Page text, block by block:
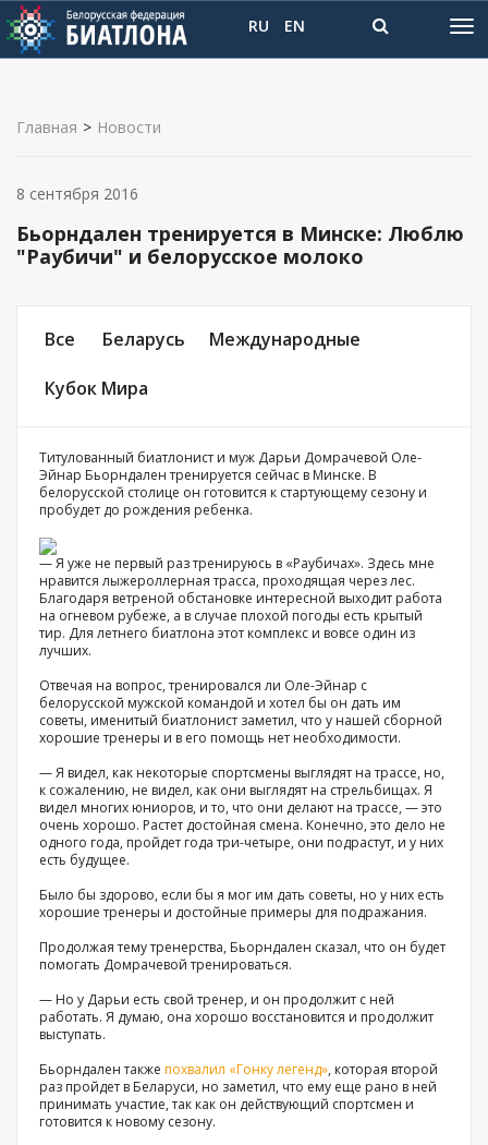
RU EN
Главная > Новости
Бьорндален тренируется в Минске: Люблю
"Раубичи" и белорусское молоко
Все Беларусь Международные
Кубок Мира
8 сентября 2016
Титулованный биатлонист и муж Дарьи Домрачевой Оле-
Эйнар Бьорндален тренируется сейчас в Минске. В
белорусской столице он готовится к стартующему сезону и
пробудет до рождения ребенка.
— Я уже не первый раз тренируюсь в «Раубичах». Здесь мне
нравится лыжероллерная трасса, проходящая через лес.
Благодаря ветреной обстановке интересной выходит работа
на огневом рубеже, а в случае плохой погоды есть крытый
тир. Для летнего биатлона этот комплекс и вовсе один из
лучших.
Отвечая на вопрос, тренировался ли Оле-Эйнар с
белорусской мужской командой и хотел бы он дать им
советы, именитый биатлонист заметил, что у нашей сборной
хорошие тренеры и в его помощь нет необходимости.
— Я видел, как некоторые спортсмены выглядят на трассе, но,
к сожалению, не видел, как они выглядят на стрельбищах. Я
видел многих юниоров, и то, что они делают на трассе, — это
очень хорошо. Растет достойная смена. Конечно, это дело не
одного года, пройдет года три-четыре, они подрастут, и у них
есть будущее.
Было бы здорово, если бы я мог им дать советы, но у них есть
хорошие тренеры и достойные примеры для подражания.
Продолжая тему тренерства, Бьорндален сказал, что он будет
помогать Домрачевой тренироваться.
— Но у Дарьи есть свой тренер, и он продолжит с ней
работать. Я думаю, она хорошо восстановится и продолжит
выступать.
Бьорндален также похвалил «Гонку легенд», которая второй
раз пройдет в Беларуси, но заметил, что ему еще рано в ней
принимать участие, так как он действующий спортсмен и
готовится к новому сезону.